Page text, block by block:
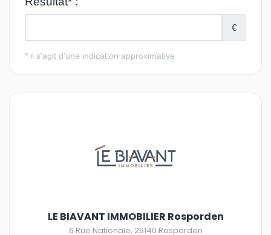
LE BIAVANT IMMOBILIER Rosporden
6 Rue Nationale, 29140 Rosporden